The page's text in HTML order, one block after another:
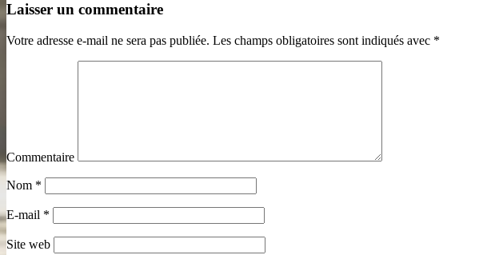
Laisser un commentaire
Votre adresse e-mail ne sera pas publiée. Les champs obligatoires sont indiqués avec *
Commentaire
Nom *
E-mail *
Site web